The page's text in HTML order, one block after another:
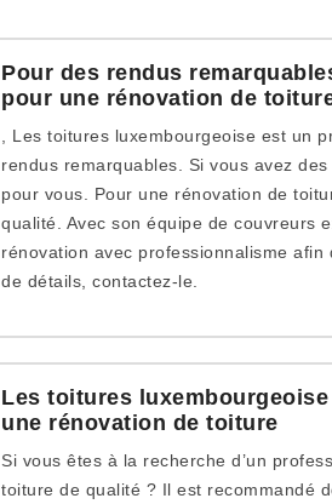
Pour des rendus
pour une rénovation de
, Les toitures luxembourgeoise est un
rendus remarquables. Si vous avez
pour vous. Pour une rénovation de
qualité. Avec son équipe de couvreurs
rénovation avec professionnalisme
de détails, contactez-le.
Les toitures
une rénovation de toiture
Si vous êtes à la recherche d’un
toiture de qualité ? Il est recommandé